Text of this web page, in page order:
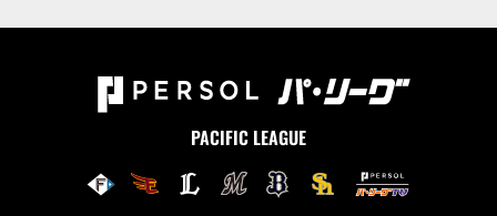
PACIFIC LEAGUE